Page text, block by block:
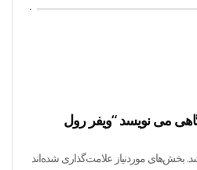
۰
می نویسد “ویفر رول
بخش‌های موردنیاز علامت‌گذاری شده‌اند